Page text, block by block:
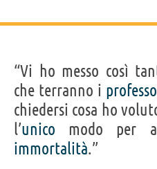
“Vi ho messo così
che terranno i
chiedersi cosa ho
l’unico modo per
immortalità.”